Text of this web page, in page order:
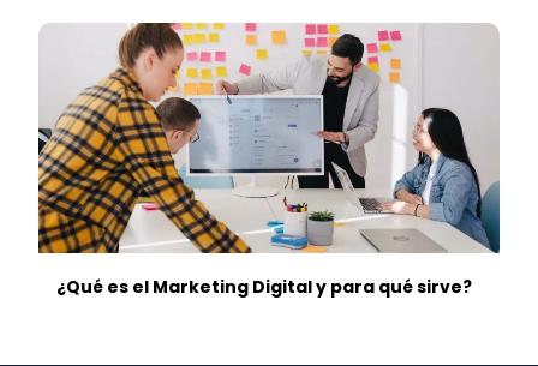
¿Qué es el Marketing Digital y para qué sirve?